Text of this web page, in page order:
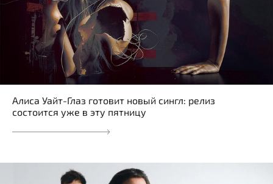
Алиса Уайт-Глаз готовит новый сингл: релиз
состоится уже в эту пятницу